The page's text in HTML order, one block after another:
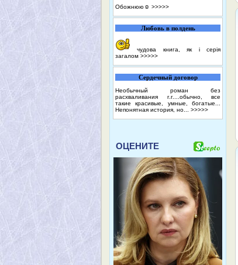
Обожнюю☺️ >>>>>
Любовь в полдень
чудова книга, як і серія
загалом >>>>>
Сердечный договор
Необычный роман без
расхваливания г.г....обычно, все
такие красивые, умные, богатые...
Непонятная история, но... >>>>>
ОЦЕНИТЕ